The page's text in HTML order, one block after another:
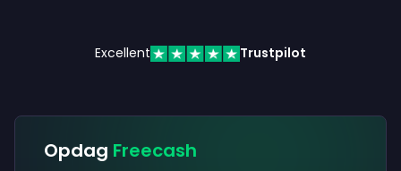
Excellent Trustpilot
Opdag Freecash